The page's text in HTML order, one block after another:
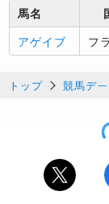
馬名
アゲイブ
フ
トップ 競馬デ
Twitter